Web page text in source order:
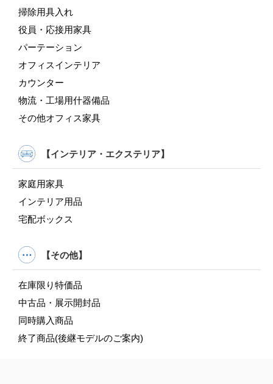
掃除用具入れ
役員・応接用家具
パーテーション
オフィスインテリア
カウンター
物流・工場用什器備品
その他オフィス家具
【インテリア・エクステリア】
家庭用家具
インテリア用品
宅配ボックス
【その他】
在庫限り特価品
中古品・展示開封品
同時購入商品
終了商品(後継モデルのご案内)